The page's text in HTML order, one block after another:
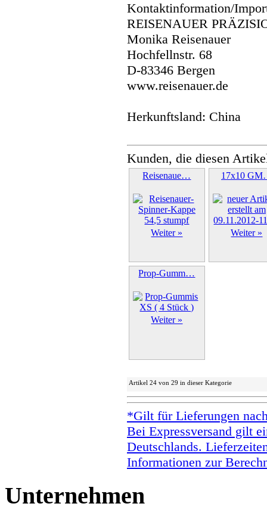
Kontaktinformation/
REISENAUER
Monika Reisenauer
Hochfellnstr. 68
D-83346 Bergen
www.reisenauer.de
Herkunftsland: China
Kunden, die diesen
Reisenaue…
Weiter »
17x10
Weiter »
Prop-Gumm…
Weiter »
Artikel 24 von 29 in dieser Kategorie
*Gilt für Lieferungen
Bei Expressversand gilt
Deutschlands.
Informationen zur
Unternehmen